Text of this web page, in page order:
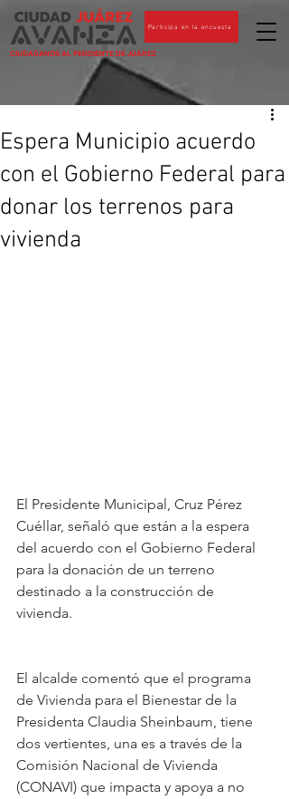
CIUDADANOS AL PENDIENTE DE JUÁREZ
Participa en la encuesta
Espera Municipio acuerdo
con el Gobierno Federal para
donar los terrenos para
vivienda
El Presidente Municipal, Cruz Pérez
Cuéllar, señaló que están a la espera
del acuerdo con el Gobierno Federal
para la donación de un terreno
destinado a la construcción de
vivienda.
El alcalde comentó que el programa
de Vivienda para el Bienestar de la
Presidenta Claudia Sheinbaum, tiene
dos vertientes, una es a través de la
Comisión Nacional de Vivienda
(CONAVI) que impacta y apoya a no